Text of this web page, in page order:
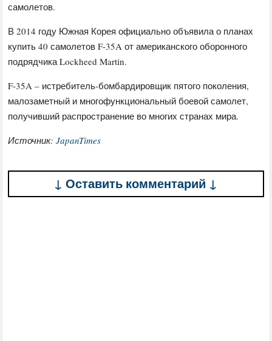
самолетов.
В 2014 году Южная Корея официально объявила о планах
купить 40 самолетов F-35A от американского оборонного
подрядчика Lockheed Martin.
F-35A – истребитель-бомбардировщик пятого поколения,
малозаметный и многофункциональный боевой самолет,
получивший распространение во многих странах мира.
Источник:JapanTimes
↓ Оставить комментарий ↓